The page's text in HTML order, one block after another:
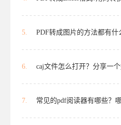
5. PDF转成图片的方法都有什
6. caj文件怎么打开？分享一
7. 常见的pdf阅读器有哪些？